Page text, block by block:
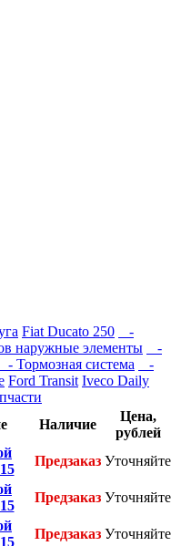
Fiat Ducato 250
-
наружные элементы
-
- Тормозная система
-
Ford Transit Iveco Daily
Наличие
Цена,
рублей
Предзаказ Уточняйте
Предзаказ Уточняйте
Предзаказ Уточняйте